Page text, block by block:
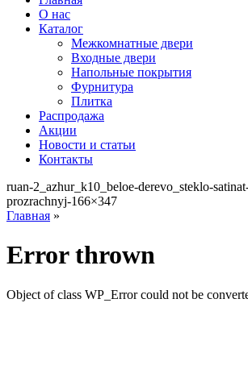
О нас
Каталог
Межкомнатные двери
Входные двери
Напольные покрытия
Фурнитура
Плитка
Распродажа
Акции
Новости и статьи
Контакты
ruan-2_azhur_k10_beloe-derevo_steklo-
prozrachnyj-166×347
Главная »
Error thrown
Object of class WP_Error could not be